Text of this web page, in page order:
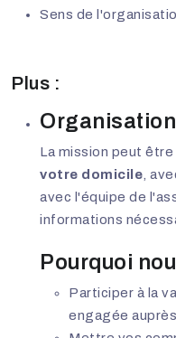
Sens de
Plus :
La mission peut être
votre domicile ,
avec l'équipe de
informations
Pourquoi
Participer à la
engagée